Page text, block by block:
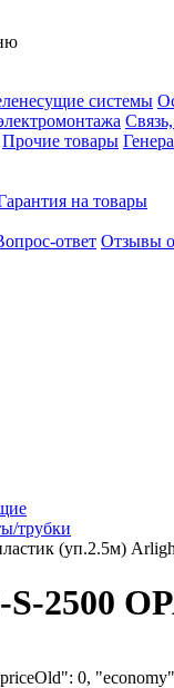
системы
Прочие товары
на товары
ответ Отзывы
трубки
(уп.2.5м)
S-2500
0,